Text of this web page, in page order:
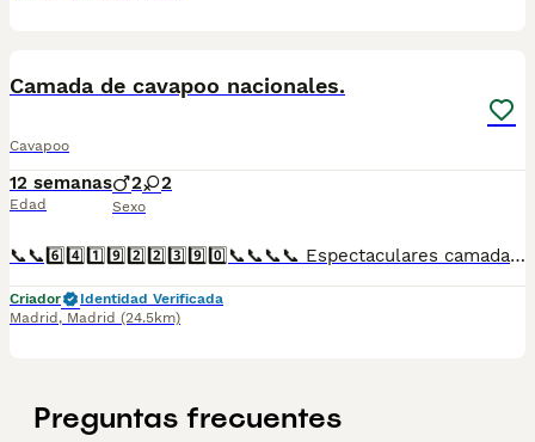
Camada de cavapoo nacionales.
Cavapoo
12 semanas
Edad
2 2
Sexo
📞📞6️⃣4️⃣1️⃣9️⃣2️⃣2️⃣3️⃣9️⃣0️⃣📞📞📞📞 Espectaculares camadas de perritos de machos y hembras de cavapoo nacionales descendientes de las mejores líneas de sangre. Disponibles tanto hembras como machos. Las camadas están bajo supervisión veterinaria desde su nacimiento hasta que son entregadas a su nueva familia. Criados por un equipo de profesionales y mejores personas que, con más de 20 años de experiencia , cuidan a los animales por vocación, aplicando una cría ética y responsable para que cada cachorro se desarrolle con la mejor salud y con un buen temperamento. Todos los cachorritos se entregan con unos dos meses y medio de edad y sus vacunas correspondientes, desparasitados interna y externamente, con certificado de salud, y garantía tanto por enfermedad vírica como congénito genética. Posibilidad de entregar en toda España mediante transporte propio preparado para animales y con chofer privado. Los precios pueden variar según las características y morfología de cada cachorro. Añádenos al whats app o llámanos, y encantados atenderemos todas tus dudas y consultas. Teléfono / Whats app: 641 92 23 90
Criador
Identidad Verificada
Madrid , Madrid (24.5km)
Preguntas frecuentes